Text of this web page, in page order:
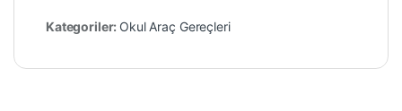
Kategoriler: Okul Araç Gereçleri